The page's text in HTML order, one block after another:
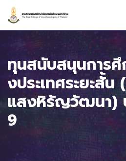
Skip
content
ทุนสนับสนุนการ
งประเทศระยะสั้
แสงหิรัญวัฒนา)
9